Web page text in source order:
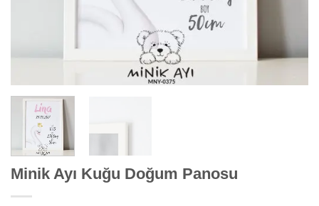
Minik Ayı Kuğu Doğum Panosu